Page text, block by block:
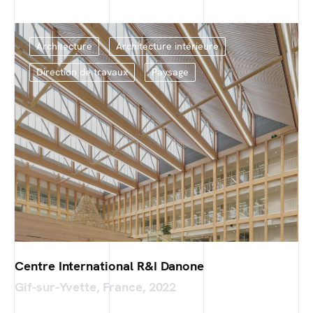
Architecture Architecture intérieure
Direction de travaux Paysage
Centre International R&I Danone
Gif-sur-Yvette, France, 2022